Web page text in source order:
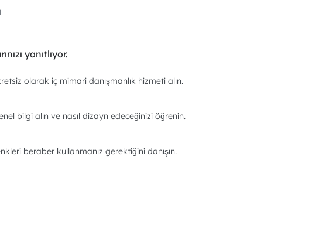
yanıtlıyor.
olarak iç mimari danışmanlık hizmeti alın.
bilgi alın ve nasıl dizayn edeceğinizi öğrenin.
beraber kullanmanız gerektiğini danışın.